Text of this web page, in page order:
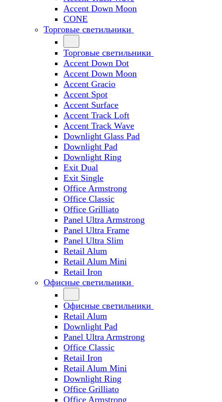
Accent Down Moon
CONE
Торговые светильники
Торговые светильники
Accent Down Dot
Accent Down Moon
Accent Gracio
Accent Spot
Accent Surface
Accent Track Loft
Accent Track Wave
Downlight Glass Pad
Downlight Pad
Downlight Ring
Exit Dual
Exit Single
Office Armstrong
Office Classic
Office Grilliato
Panel Ultra Armstrong
Panel Ultra Frame
Panel Ultra Slim
Retail Alum
Retail Alum Mini
Retail Iron
Офисные светильники
Офисные светильники
Retail Alum
Downlight Pad
Panel Ultra Armstrong
Office Classic
Retail Iron
Retail Alum Mini
Downlight Ring
Office Grilliato
Office Armstrong